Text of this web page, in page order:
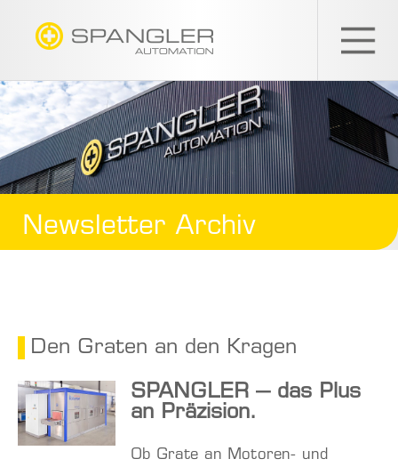
Newsletter Archiv
Den Graten an den Kragen
SPANGLER – das Plus
an Präzision.
Ob Grate an Motoren- und